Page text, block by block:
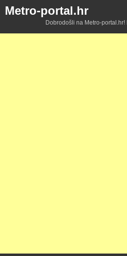
Metro-portal.hr
Dobrodošli na Metro-portal.hr!